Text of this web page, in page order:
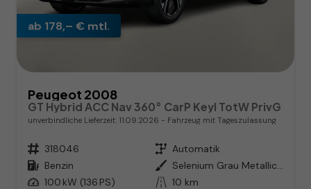
ab 178,– € mtl.
Peugeot 2008
GT Hybrid ACC Nav 360° CarP Keyl TotW PrivG
unverbindliche Lieferzeit: 11.09.2026 Fahrzeug mit Tageszulassung
Fahrzeugnr. 318046 Getriebe Automatik
Kraftstoff Benzin Außenfarbe
Selenium Grau Metallic / Dach i
Leistung 100 kW (136 PS) Kilometerstand 10 km